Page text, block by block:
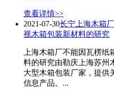
查看详情>>
2021-07-30长宁上海木箱
视木箱包装新材料的研究
上海木箱厂不能因瓦楞
料的研究由勒庆上海苏州
大型木箱包装厂家，提供
信息产品。...